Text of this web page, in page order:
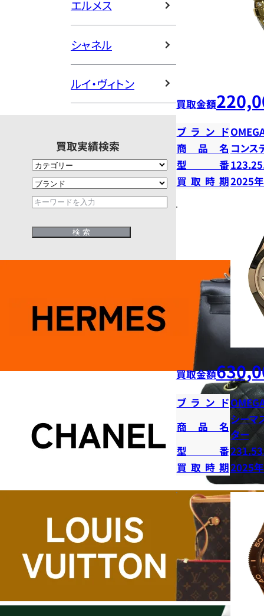
エルメス
シャネル
ルイ・ヴィトン
買取実績検索
買取金額
ブランド
商品名 コンス
型番
買取時期2025
買取金額
ブランド
商品名
シーマ
ター
型番
買取時期2025